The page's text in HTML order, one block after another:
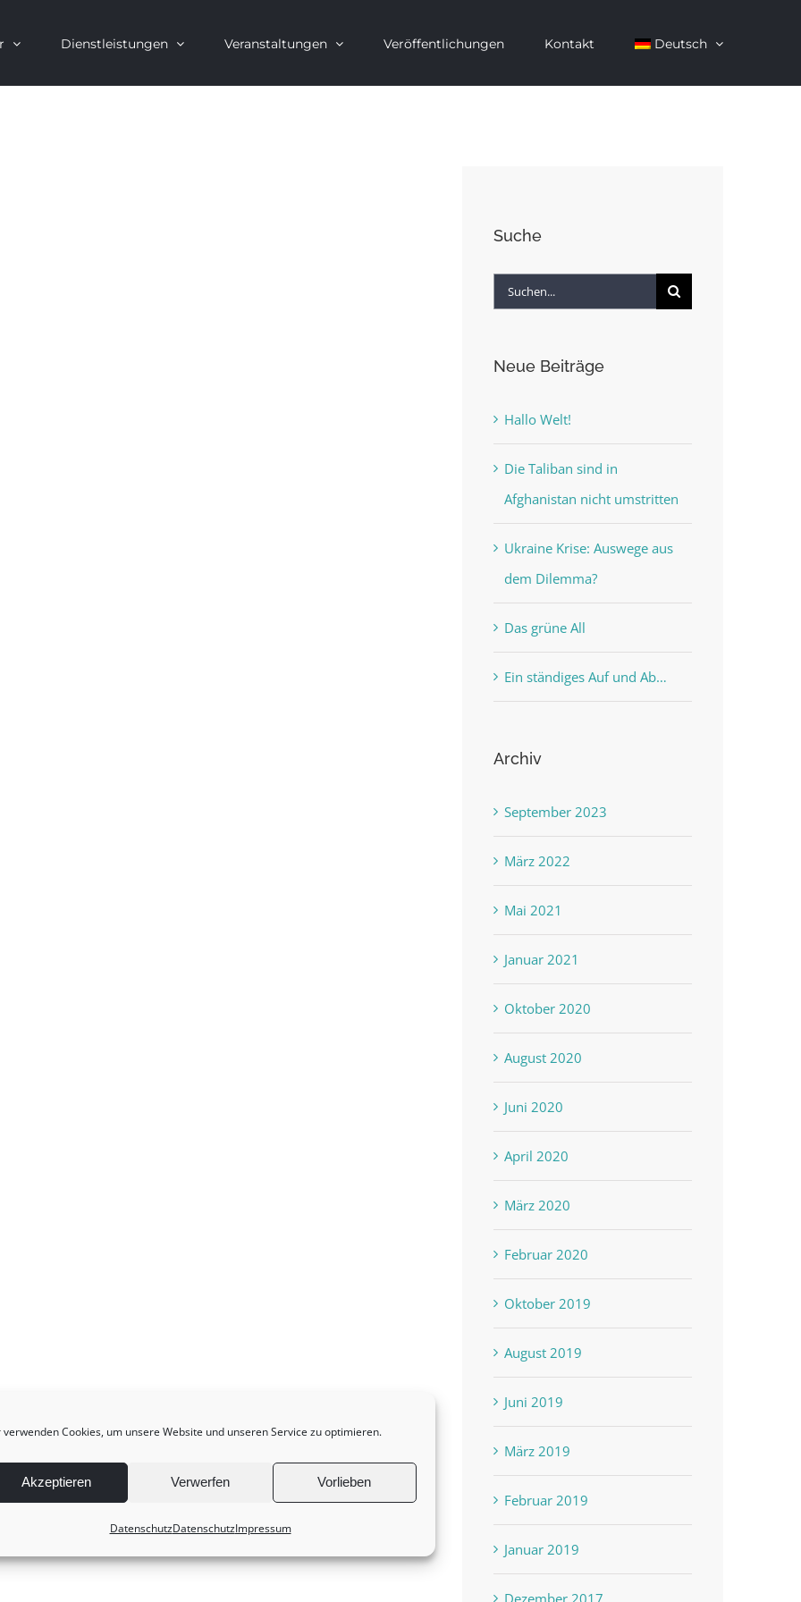
verwenden Cookies, um unsere Website und unseren Service zu optimieren.
Akzeptieren Verwerfen Vorlieben
DatenschutzDatenschutzImpressum
Dienstleistungen Veranstaltungen Veröffentlichungen Kontakt Deutsch
Suche
Suche
Neue Beiträge
Hallo Welt!
Die Taliban sind in
Afghanistan nicht umstritten
Ukraine Krise: Auswege aus
dem Dilemma?
Das grüne All
Ein ständiges Auf und Ab…
Archiv
September 2023
März 2022
Mai 2021
Januar 2021
Oktober 2020
August 2020
Juni 2020
April 2020
März 2020
Februar 2020
Oktober 2019
August 2019
Juni 2019
März 2019
Februar 2019
Januar 2019
Dezember 2017